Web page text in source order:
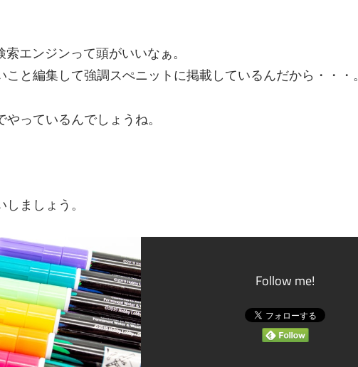
エンジンって頭がいいなぁ。
と編集して強調スぺニットに掲載しているんだから・・・。
っているんでしょうね。
ましょう。
Follow me!